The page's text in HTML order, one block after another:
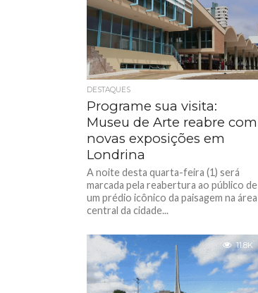
DESTAQUES
Programe sua visita:
Museu de Arte reabre com
novas exposições em
Londrina
A noite desta quarta-feira (1) será
marcada pela reabertura ao público de
um prédio icônico da paisagem na área
central da cidade...
11.8K